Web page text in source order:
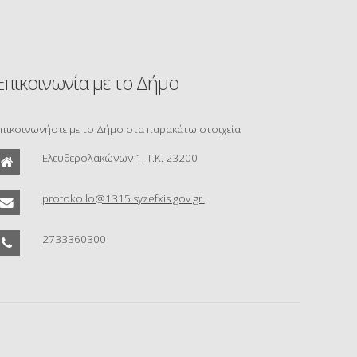
με το Δήμο
με το Δήμο στα παρακάτω στοιχεία
Ελευθερολακώνων 1, Τ.Κ. 23200
protokollo@1315.syzefxis.gov.gr.
2733360300